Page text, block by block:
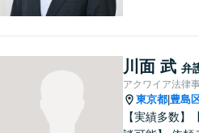
産、離婚、労
ルならお任せ
業側にも対応
川面 武 弁
アクワイア法律
東京都 豊島
【実績多数】